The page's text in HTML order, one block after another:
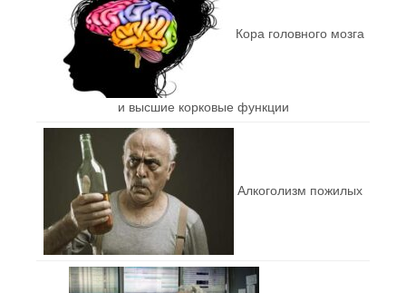
Кора головного мозга
и высшие корковые функции
Алкоголизм пожилых